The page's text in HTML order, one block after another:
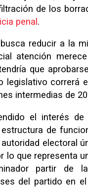
de los
penal .
reducir a la
atención
que
legislativo correrá
intermedias de
el interés de
de
electoral
lo que representa
partir de
del partido en el